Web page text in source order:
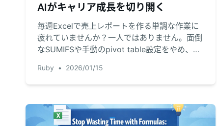
AIがキャリア成長を切り開く
毎週Excelで売上レポートを作る単調な作業に
疲れていませんか？一人ではありません。面倒
なSUMIFSや手動のpivot table設定をやめ、
る戦略的な仕事に専念できる方法をお見せしま
す。
Ruby • 2026/01/15